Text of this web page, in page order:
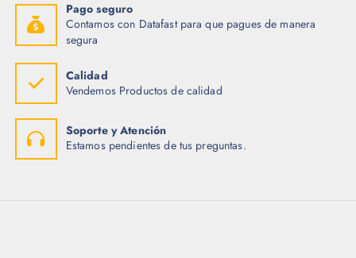
Pago seguro
Contamos con Datafast para que pagues de manera
segura
Calidad
Vendemos Productos de calidad
Soporte y Atención
Estamos pendientes de tus preguntas.